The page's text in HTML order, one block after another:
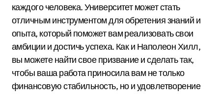
каждого человека. Университет может стать
отличным инструментом для обретения знаний и
опыта, который поможет вам реализовать свои
амбиции и достичь успеха. Как и Наполеон Хилл,
вы можете найти свое призвание и сделать так,
чтобы ваша работа приносила вам не только
финансовую стабильность, но и удовлетворение